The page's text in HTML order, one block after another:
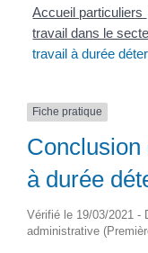
Accueil particuliers
travail dans le
travail à durée
Fiche pratique
Conclusion
à durée
Vérifié le 19/03/2021 -
administrative